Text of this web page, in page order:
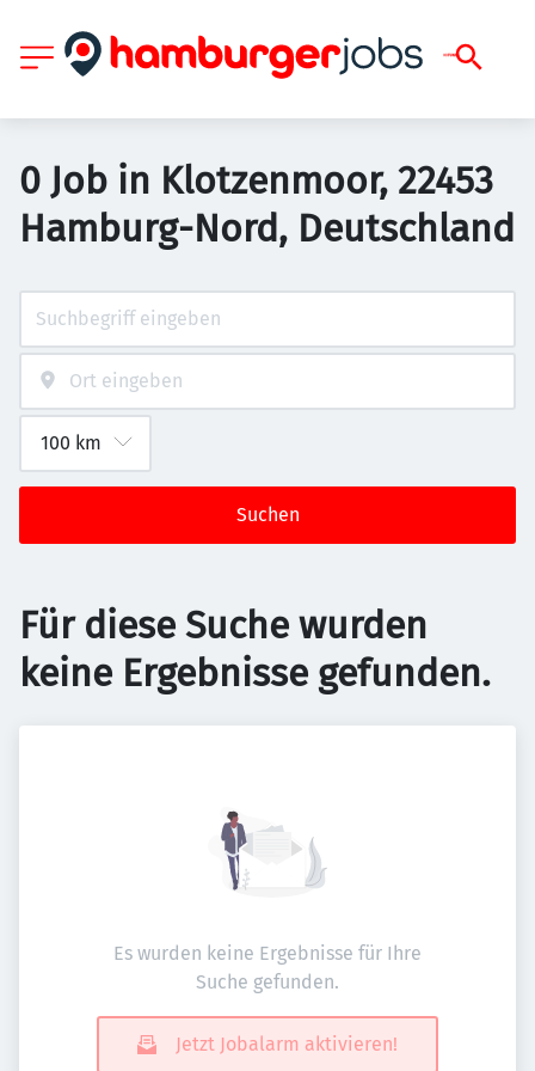
0 Job in Klotzenmoor, 22453
Hamburg-Nord, Deutschland
Suchen
Für diese Suche wurden
keine Ergebnisse gefunden.
Es wurden keine Ergebnisse für Ihre
Suche gefunden.
Jetzt Jobalarm aktivieren!